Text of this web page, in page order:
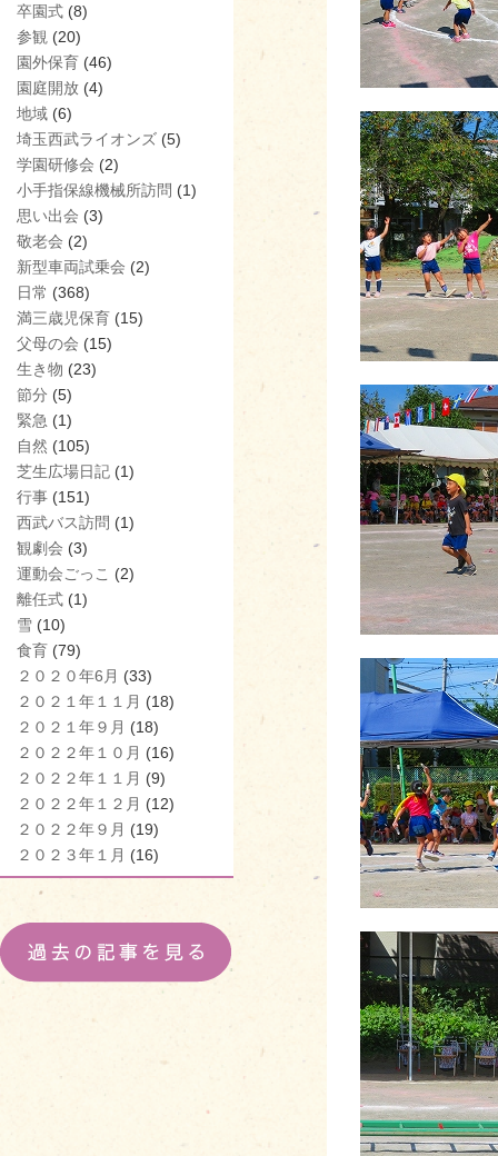
卒園式 (8)
参観 (20)
園外保育 (46)
園庭開放 (4)
地域 (6)
埼玉西武ライオンズ (5)
学園研修会 (2)
小手指保線機械所訪問 (1)
思い出会 (3)
敬老会 (2)
新型車両試乗会 (2)
日常 (368)
満三歳児保育 (15)
父母の会 (15)
生き物 (23)
節分 (5)
緊急 (1)
自然 (105)
芝生広場日記 (1)
行事 (151)
西武バス訪問 (1)
観劇会 (3)
運動会ごっこ (2)
離任式 (1)
雪 (10)
食育 (79)
２０２０年6月 (33)
２０２１年１１月 (18)
２０２１年９月 (18)
２０２２年１０月 (16)
２０２２年１１月 (9)
２０２２年１２月 (12)
２０２２年９月 (19)
２０２３年１月 (16)